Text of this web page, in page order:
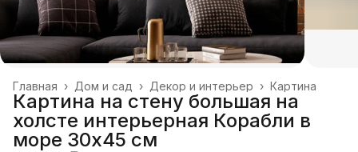
Картина
Декор и интерьер ›
Дом и сад ›
Главная ›
Картина на стену большая на
холсте интерьерная Корабли в
море 30х45 см